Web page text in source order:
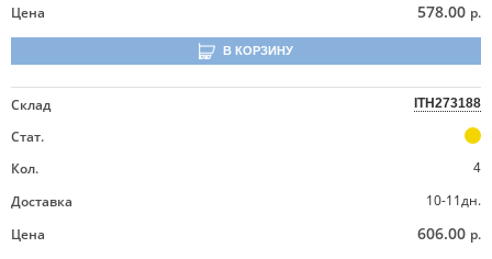
Цена
578.00 р.
В КОРЗИНУ
Склад ITH273188
Стат.
Кол.
4
Доставка
10-11дн.
Цена
606.00 р.